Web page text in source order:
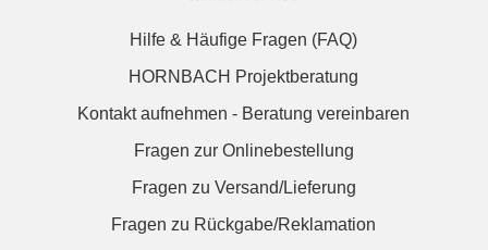
Hilfe & Häufige Fragen (FAQ)
HORNBACH Projektberatung
Kontakt aufnehmen - Beratung vereinbaren
Fragen zur Onlinebestellung
Fragen zu Versand/Lieferung
Fragen zu Rückgabe/Reklamation